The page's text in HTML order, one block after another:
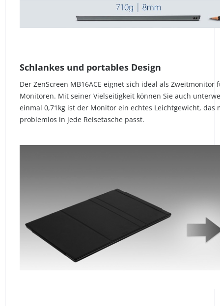
Schlankes und portables Design
Der ZenScreen MB16ACE eignet sich ideal als
Monitoren. Mit seiner Vielseitigkeit können Sie auch
einmal 0,71kg ist der Monitor ein echtes Leichtgewicht,
problemlos in jede Reisetasche passt.